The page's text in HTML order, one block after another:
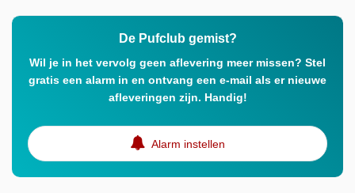
De Pufclub gemist?
Wil je in het vervolg geen aflevering meer missen? Stel
gratis een alarm in en ontvang een e-mail als er nieuwe
afleveringen zijn. Handig!
Alarm instellen